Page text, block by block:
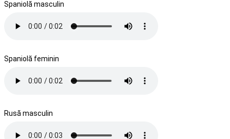
Spaniolă masculin
Spaniolă feminin
Rusă masculin